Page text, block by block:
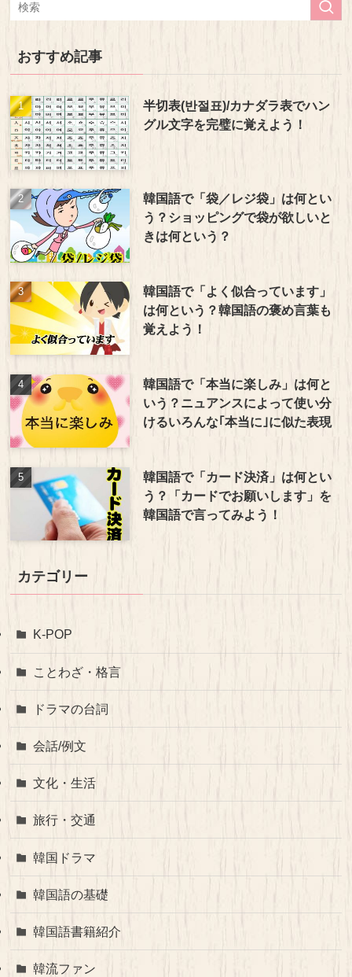
おすすめ記事
半切表(반절표)/カナダラ表でハン
グル文字を完璧に覚えよう！
韓国語で「袋／レジ袋」は何とい
う？ショッピングで袋が欲しいと
きは何という？
韓国語で「よく似合っています」
は何という？韓国語の褒め言葉も
覚えよう！
韓国語で「本当に楽しみ」は何と
いう？ニュアンスによって使い分
けるいろんな｢本当に｣に似た表現
韓国語で「カード決済」は何とい
う？「カードでお願いします」を
韓国語で言ってみよう！
カテゴリー
K-POP
ことわざ・格言
ドラマの台詞
会話/例文
文化・生活
旅行・交通
韓国ドラマ
韓国語の基礎
韓国語書籍紹介
韓流ファン